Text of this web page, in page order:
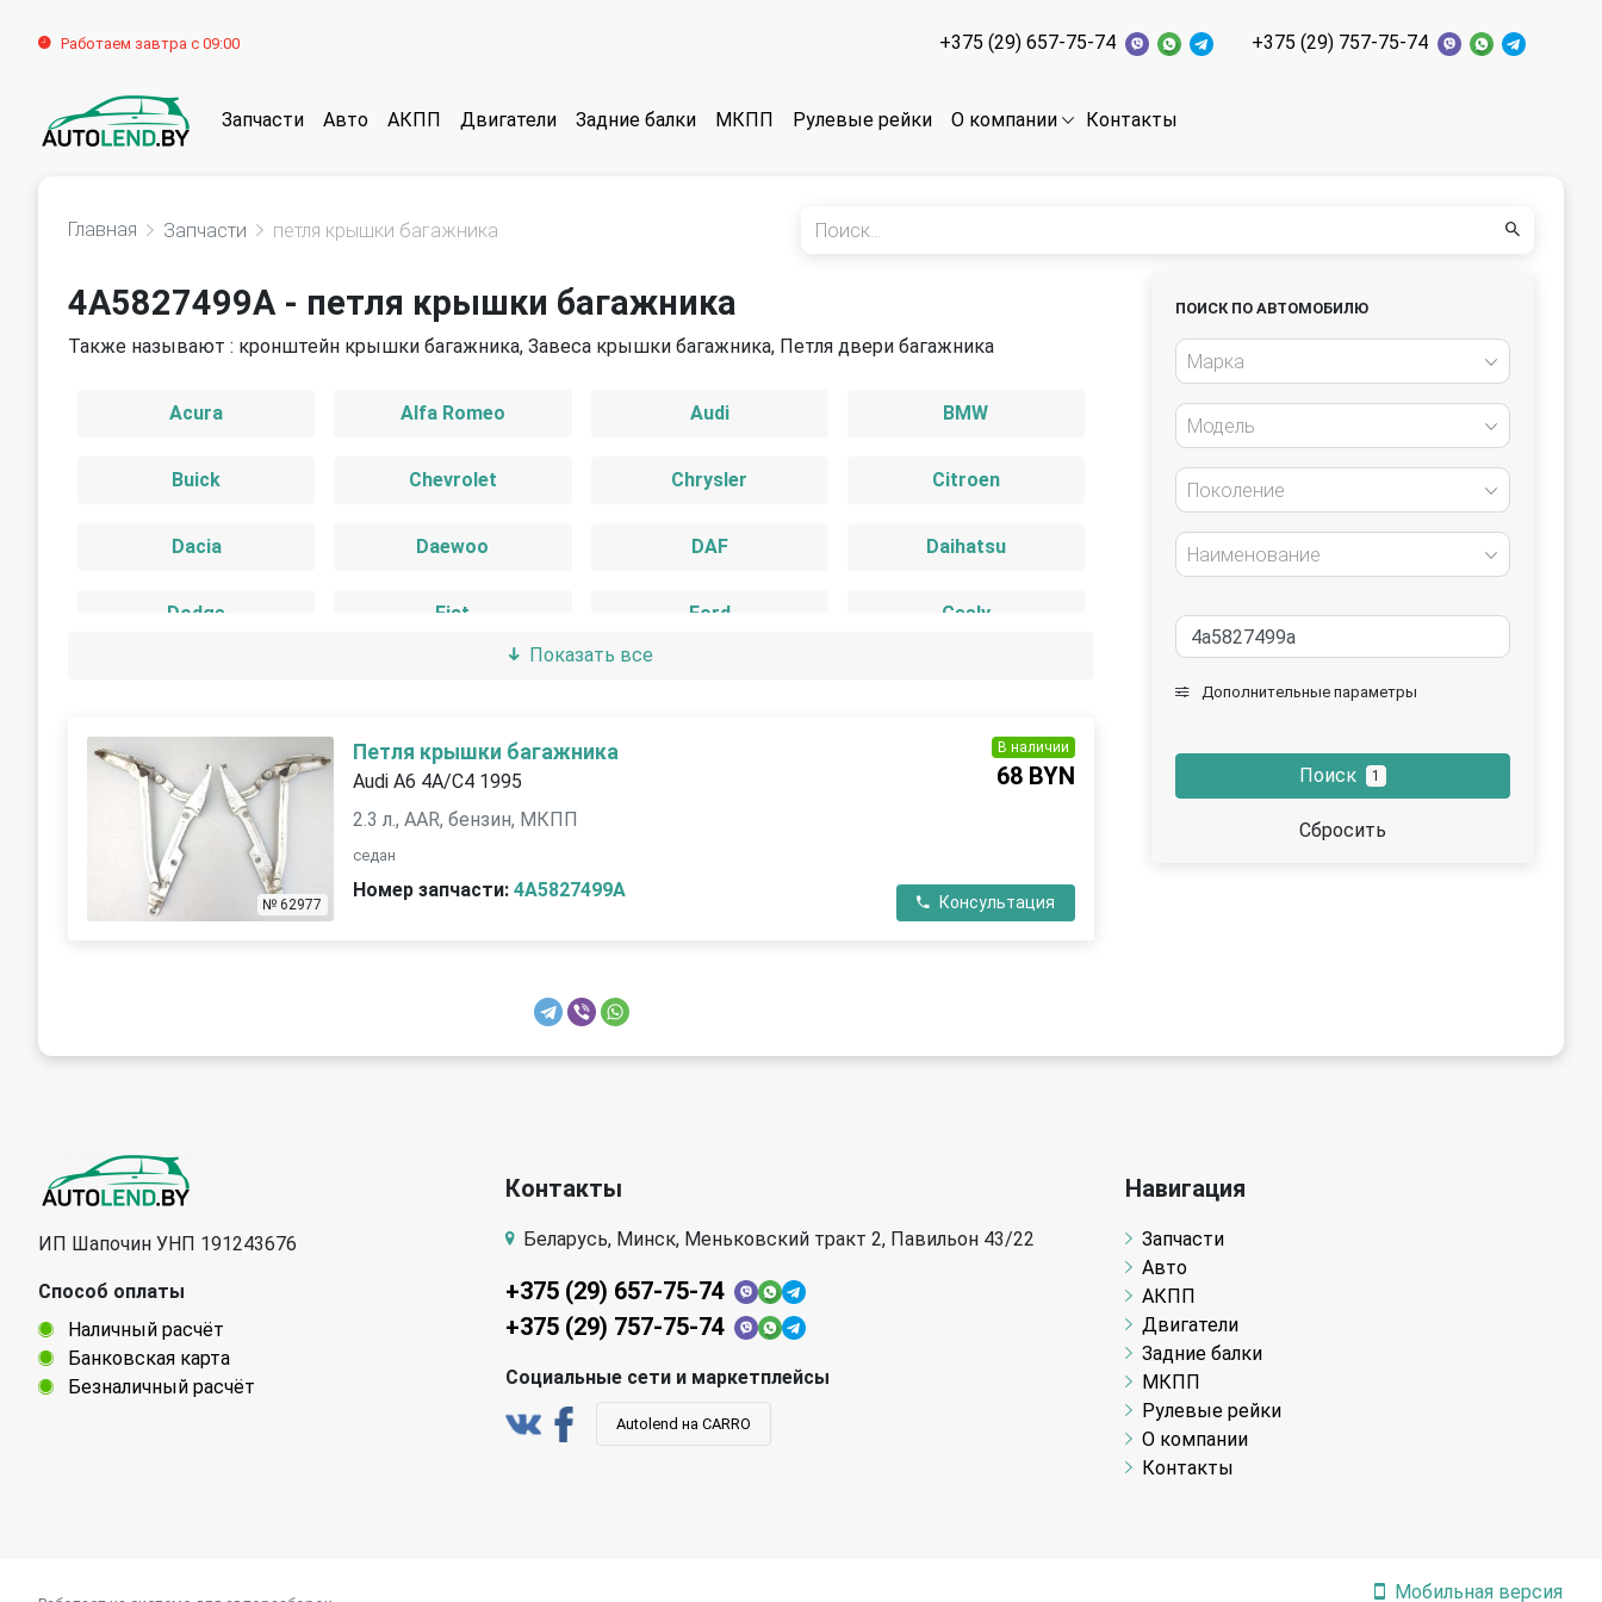
Работаем завтра с 09:00 +375 (29) 657-75-74 +375 (29) 757-75-74
Запчасти Авто АКПП Двигатели Задние балки МКПП Рулевые рейки О компании Контакты
Главная Запчасти петля крышки багажника
4A5827499A - петля крышки багажника
Также называют : кронштейн крышки багажника, Завеса крышки багажника, Петля двери багажника
Acura Alfa Romeo Audi BMW
Buick Chevrolet Chrysler Citroen
Dacia Daewoo DAF Daihatsu
Dodge Fiat Ford Geely
Isuzu Jaguar
Jeep Kia
Land Rover Lexus Mazda
Tata
Показать все
№ 62977
Петля крышки багажника
Audi A6 4A/C4 1995
2.3 л., AAR, бензин, МКПП
седан
Номер запчасти: 4A5827499A
В наличии
68 BYN
Консультация
ПОИСК ПО АВТОМОБИЛЮ
Марка
Модель
Поколение
Наименование
Дополнительные параметры
Поиск 1
Сбросить
ИП Шапочин УНП 191243676
Способ оплаты
Наличный расчёт
Банковская карта
Безналичный расчёт
Контакты
Беларусь, Минск, Меньковский тракт 2, Павильон 43/22
+375 (29) 657-75-74
+375 (29) 757-75-74
Социальные сети и маркетплейсы
Autolend на CARRO
Навигация
Запчасти
Авто
АКПП
Двигатели
Задние балки
МКПП
Рулевые рейки
О компании
Контакты
Мобильная версия